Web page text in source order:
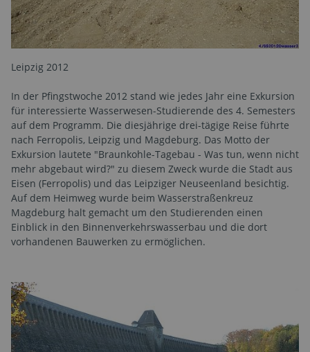
Leipzig 2012
In der Pfingstwoche 2012 stand wie jedes Jahr eine Exkursion
für interessierte Wasserwesen-Studierende des 4. Semesters
auf dem Programm. Die diesjährige drei-tägige Reise führte
nach Ferropolis, Leipzig und Magdeburg. Das Motto der
Exkursion lautete "Braunkohle-Tagebau - Was tun, wenn nicht
mehr abgebaut wird?" zu diesem Zweck wurde die Stadt aus
Eisen (Ferropolis) und das Leipziger Neuseenland besichtig.
Auf dem Heimweg wurde beim Wasserstraßenkreuz
Magdeburg halt gemacht um den Studierenden einen
Einblick in den Binnenverkehrswasserbau und die dort
vorhandenen Bauwerken zu ermöglichen.